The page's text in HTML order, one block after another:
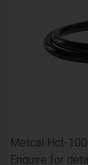
Metcal Hct-
Enquire for